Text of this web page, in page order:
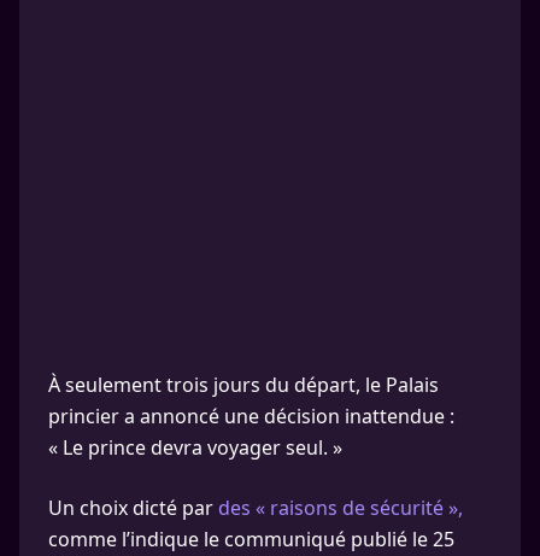
À seulement trois jours du départ, le Palais
princier a annoncé une décision inattendue :
« Le prince devra voyager seul. »
Un choix dicté par des « raisons de sécurité »,
comme l’indique le communiqué publié le 25